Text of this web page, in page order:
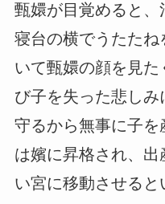
甄嬛が目覚めると
寝台の横でうたたね
いて甄嬛の顔を見
び子を失った悲し
守るから無事に子
は嬪に昇格され、
い宮に移動させる